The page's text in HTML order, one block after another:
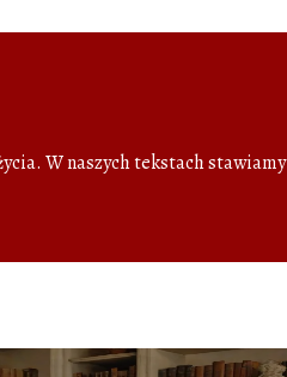
W naszych tekstach stawiamy